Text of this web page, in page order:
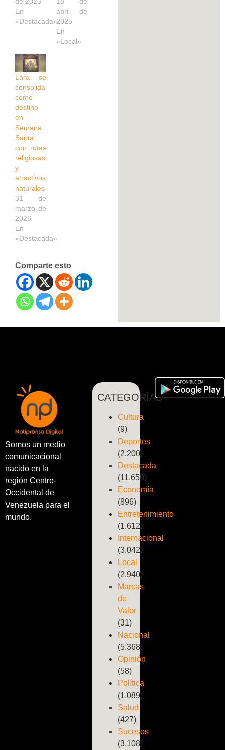
En
«Destacada»
abril de
2025
En
«Local»
Lara se
consolida
como
destino
en
Semana
Santa
con rutas
religiosas
y
atractivos
naturales
31 de
marzo de
2026
En
«Destacada»
Comparte esto
Somos un medio
comunicacional
nacido en la
región Centro-
Occidental de
Venezuela para el
mundo.
CATEGORÍAS
Cultura
(9)
Deportes
(2.200)
Destacada
(11.650)
Economía
(896)
Entretenimiento
(1.612)
Internacional
(3.042)
Local
(2.940)
Marcas
de
Valor
(31)
Nacional
(5.368)
Opinión
(58)
Política
(1.089)
Salud
(427)
Sucesos
(3.108)